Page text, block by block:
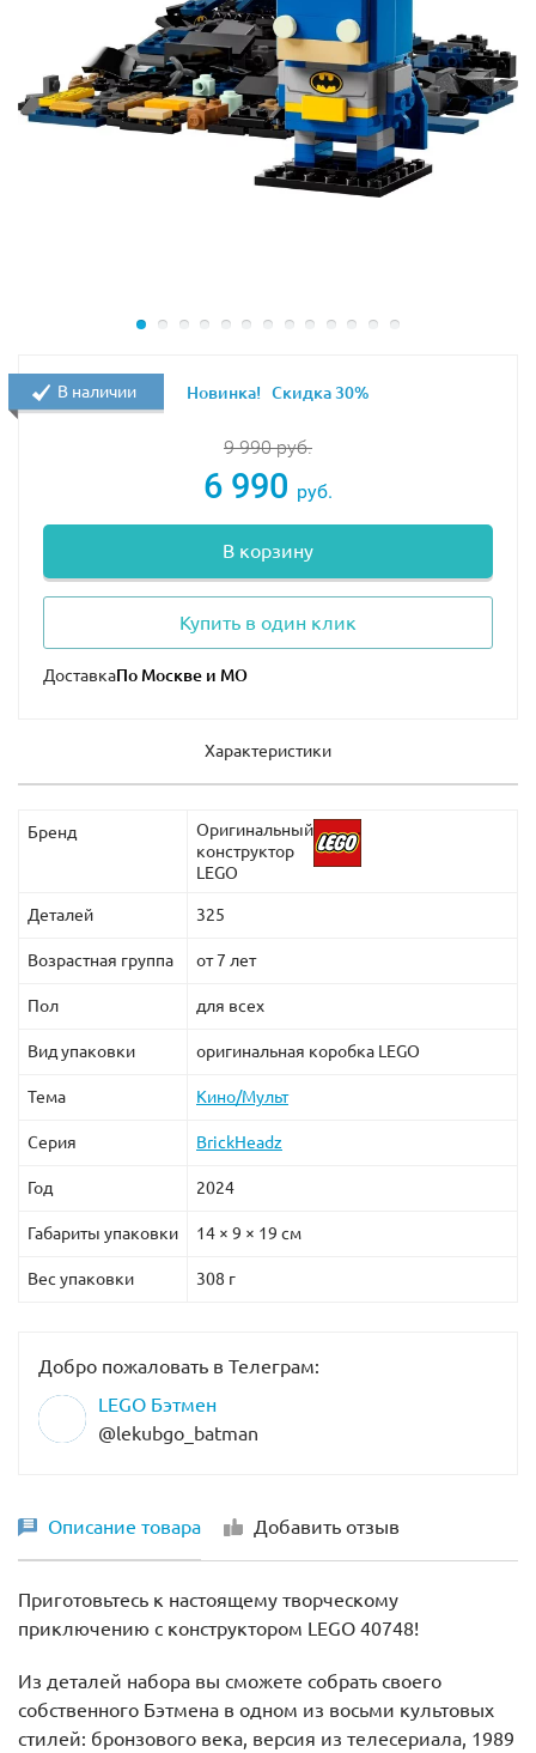
Миньон вооружен и опасен, ведь в его руках
профессиональное оружие ниндзя — нунчаки из
бамбука с крепкой металлической цепью.
Боб — самый безобидный миньон из всех
существующих. Он невысокого роста и склонен к
полноте. Казалось бы, комплекция Боба
предполагает неповоротливость и
Боб – 5 см, Кевин – 8 см. Сборные фигурки снабжены
9 990руб.
6 990 руб.
В корзину
Купить в один клик
Доставка
В наличии Новинка! Скидка 30%
Характеристики
Бренд
Оригинальный
конструктор
LEGO
Деталей 325
Возрастная группа от 7 лет
Пол для всех
Вид упаковки оригинальная коробка LEGO
Тема Кино/Мульт
Серия BrickHeadz
Год 2024
Габариты упаковки 14 × 9 × 19 см
Вес упаковки 308 г
Добро пожаловать в Телеграм:
LEGO Бэтмен
@lekubgo_batman
Описание товара Добавить отзыв
Приготовьтесь к настоящему творческому
приключению с конструктором LEGO 40748!
Из деталей набора вы сможете собрать своего
собственного Бэтмена в одном из восьми культовых
стилей: бронзового века, версия из телесериала, 1989